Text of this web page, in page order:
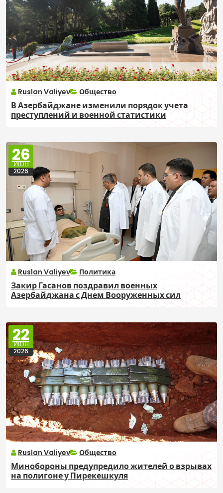
Ruslan Valiyev Общество
В Азербайджане изменили порядок учета
преступлений и военной статистики
26
ИЮН
2026
Ruslan Valiyev Политика
Закир Гасанов поздравил военных
Азербайджана с Днем Вооруженных сил
22
ИЮН
2026
Ruslan Valiyev Общество
Минобороны предупредило жителей о взрывах
на полигоне у Пирекешкуля